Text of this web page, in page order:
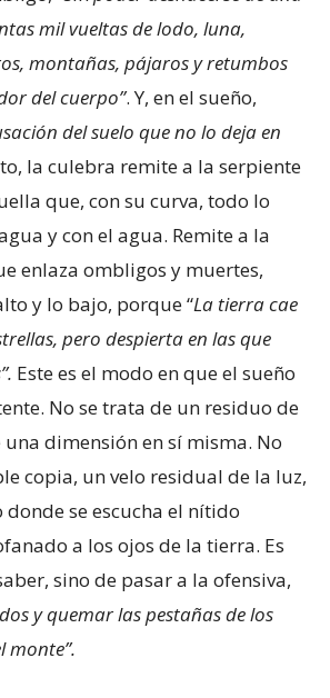
mil vueltas de lodo, luna,
montañas, pájaros y retumbos
del cuerpo”. Y, en el sueño,
del suelo que no lo deja en
la culebra remite a la serpiente
que, con su curva, todo lo
y con el agua. Remite a la
enlaza ombligos y muertes,
y lo bajo, porque “La tierra cae
pero despierta en las que
Este es el modo en que el sueño
No se trata de un residuo de
dimensión en sí misma. No
copia, un velo residual de la luz,
se escucha el nítido
a los ojos de la tierra. Es
sino de pasar a la ofensiva,
y quemar las pestañas de los
monte”.